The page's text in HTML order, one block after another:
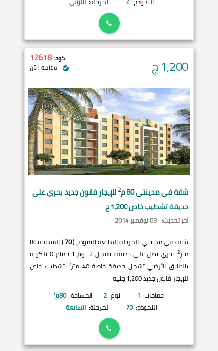
1,200ج كود: 12618
متاحة الآن
شقة فيمدينتي80 م 2للإيجار قانون جديد بحري على
حديقة تشطيب خاص 1,200 ج
آخر تحديث: 03 نوفمبر 2014
شقة في مدينتي بالمرحلة السابعة النموذج (70
) المساحة 80
متر2
بحري تطل على حديقة تشمل 2 نوم 1 حمام 0 بلكونة
بالطابق الأرضي تشمل حديقة خاصة 40 متر
2 تشطيب خاص
للإيجار قانون جديد 1,200 جنيه
حمامات: 1 نوم: 2 المساحة: 80م²
النموذج: 70 المرحلة: السابعة